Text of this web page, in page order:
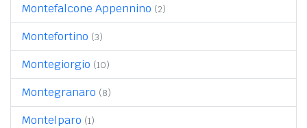
Montefalcone Appennino (2)
Montefortino (3)
Montegiorgio (10)
Montegranaro (8)
Montelparo (1)